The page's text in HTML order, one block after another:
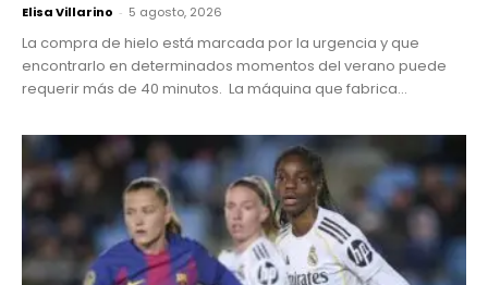
Elisa Villarino - 5 agosto, 2026
La compra de hielo está marcada por la urgencia y que
encontrarlo en determinados momentos del verano puede
requerir más de 40 minutos. La máquina que fabrica...